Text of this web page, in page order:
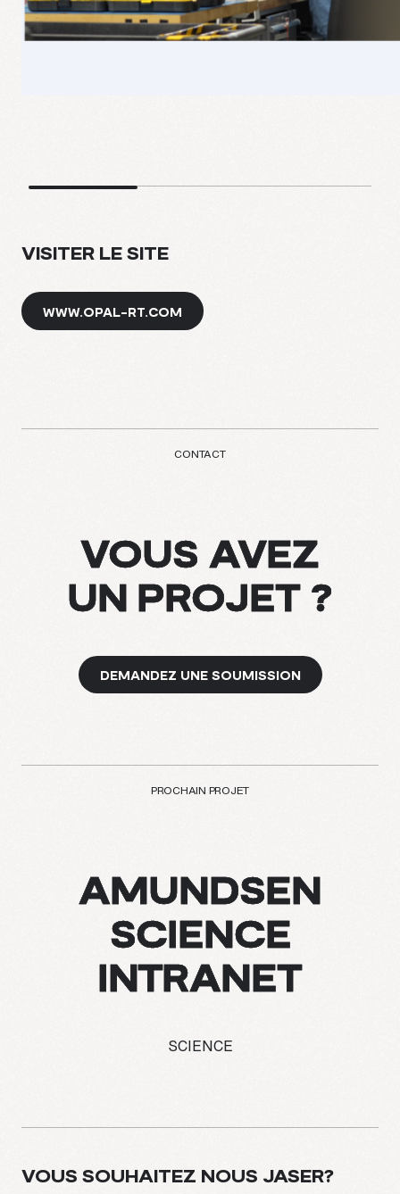
VISITER LE SITE
WWW.OPAL-RT.COM
CONTACT
VOUS AVEZ
UN PROJET ?
DEMANDEZ UNE SOUMISSION
PROCHAIN PROJET
AMUNDSEN
SCIENCE
INTRANET
SCIENCE
VOUS SOUHAITEZ NOUS JASER?